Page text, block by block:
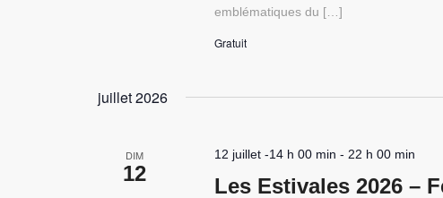
emblématiques du […]
Gratuit
juillet 2026
DIM
12
12 juillet -14 h 00 min - 22 h 00 min
Les Estivales 2026 –